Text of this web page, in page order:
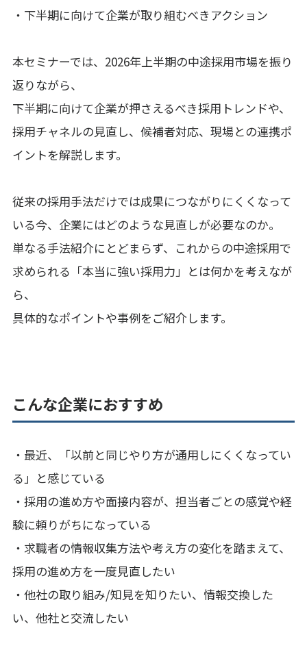
・下半期に向けて企業が取り組むべきアクション
本セミナーでは、2026年上半期の中途採用市場を振り
返りながら、
下半期に向けて企業が押さえるべき採用トレンドや、
採用チャネルの見直し、候補者対応、現場との連携ポ
イントを解説します。
従来の採用手法だけでは成果につながりにくくなって
いる今、企業にはどのような見直しが必要なのか。
単なる手法紹介にとどまらず、これからの中途採用で
求められる「本当に強い採用力」とは何かを考えなが
ら、
具体的なポイントや事例をご紹介します。
こんな企業におすすめ
・最近、「以前と同じやり方が通用しにくくなってい
る」と感じている
・採用の進め方や面接内容が、担当者ごとの感覚や経
験に頼りがちになっている
・求職者の情報収集方法や考え方の変化を踏まえて、
採用の進め方を一度見直したい
・他社の取り組み/知見を知りたい、情報交換した
い、他社と交流したい